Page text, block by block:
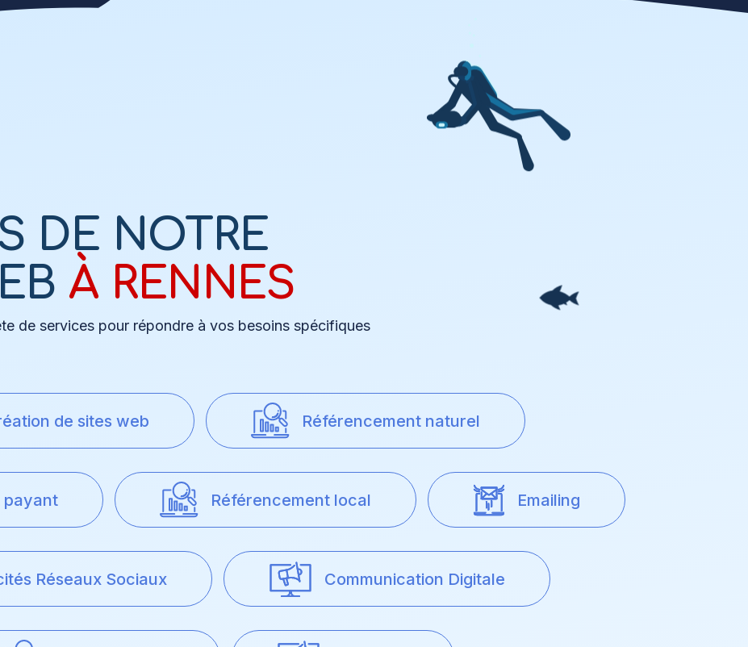
DE NOTRE
À RENNES
de services pour répondre à vos besoins spécifiques
de sites web Référencement naturel
payant Référencement local Emailing
Réseaux Sociaux Communication Digitale